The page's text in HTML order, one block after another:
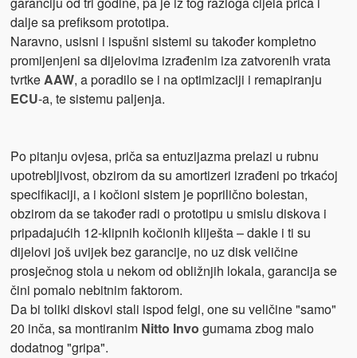
dalje sa prefiksom prototipa.
Naravno, usisni i ispušni sistemi su također kompletno
promijenjeni sa dijelovima izrađenim iza zatvorenih vrata
tvrtkeAAW, a poradilo se i na optimizaciji i remapiranju
ECU-a, te sistemu paljenja.
Po pitanju ovjesa, priča sa entuzijazma prelazi u rubnu
upotrebljivost, obzirom da su amortizeri izrađeni po trkaćoj
specifikaciji, a i kočioni sistem je poprilično bolestan,
obzirom da se također radi o prototipu u smislu diskova i
pripadajućih 12-klipnih kočionih kliješta – dakle i ti su
dijelovi još uvijek bez garancije, no uz disk veličine
prosječnog stola u nekom od obližnjih lokala, garancija se
čini pomalo nebitnim faktorom.
Da bi toliki diskovi stali ispod felgi, one su veličine "samo"
20 inča, sa montiranim Nitto Invo gumama zbog malo
dodatnog "gripa".